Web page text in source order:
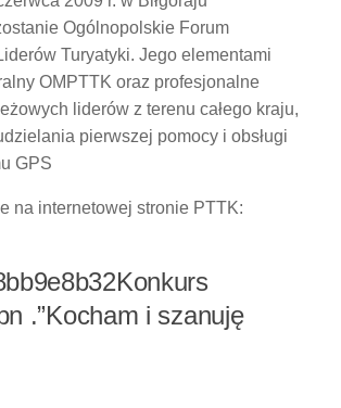
Ogólnopolskie Forum
Turyatyki. Jego elementami
OMPTTK oraz profesjonalne
liderów z terenu całego kraju,
pierwszej pomocy i obsługi
GPS
na internetowej stronie PTTK:
Konkurs
.”Kocham i szanuję